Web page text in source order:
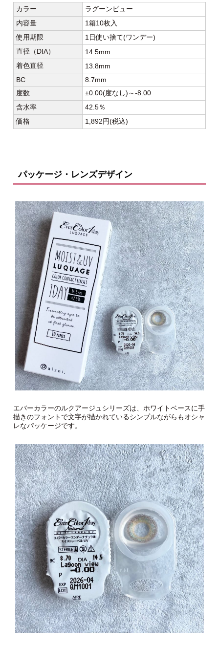
カラー
ラグーンビュー
内容量
1箱10枚入
使用期限
1日使い捨て(ワンデー)
直径（DIA）
14.5mm
着色直径
13.8mm
BC
8.7mm
度数
±0.00(度なし)～-8.00
含水率
42.5％
価格
1,892円(税込)
パッケージ・レンズデザイン
エバーカラーのルクアージュシリーズは、ホワイトベースに手
描きのフォントで文字が描かれているシンプルながらもオシャ
レなパッケージです。